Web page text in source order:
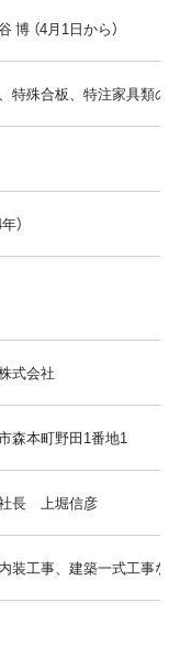
（4月1日から）
特殊合板、特注家具類の製
）
式会社
森本町野田1番地1
長 上堀信彦
装工事、建築一式工事など